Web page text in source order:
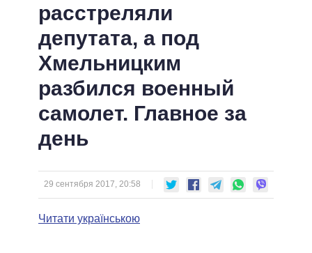
СОБЫТИЯ
СТАТЬИ
МНЕНИЯ
ОБЗОРЫ
ДАЙДЖЕСТЫ
ЭКОНОМИКА
ОБЩЕСТВО
МИР
ПОЛИТИКИ
ВСЕ ПОЛИТИКИ
ПРЕЗИДЕНТ И ОФИС
ВЕРХОВНАЯ РАДА
КАБИНЕТ МИНИСТРОВ
ГЛАВЫ ОБЛАДМИНИСТРАЦИЙ
ВСЕ ПЕРСОНЫ
ИНФОГРАФИКА
ВИДЕО
ПОДДЕРЖАТЬ
расстреляли
депутата, а под
Хмельницким
разбился военный
самолет. Главное за
день
29 сентября 2017, 20:58
Читати українською